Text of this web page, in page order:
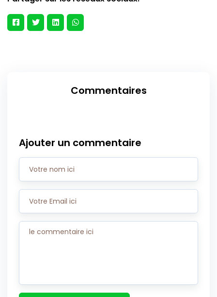
Commentaires
Ajouter un commentaire